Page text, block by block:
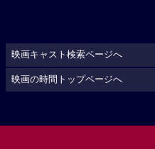
映画キャスト検索ページへ
映画の時間トップページへ